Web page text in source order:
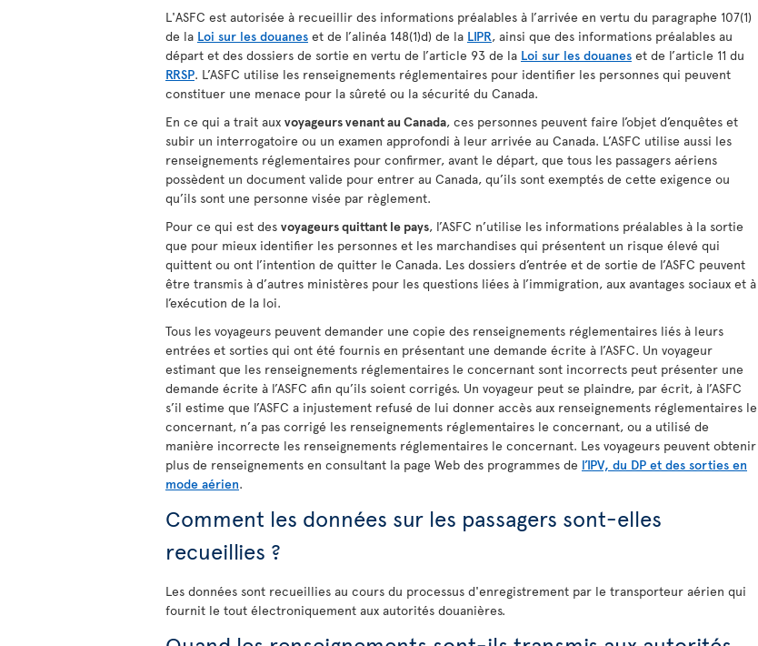
L'ASFC est autorisée à recueillir des informations préalables à l’arrivée en vertu du paragraphe 107(1)
de la Loi sur les douanes et de l’alinéa 148(1)d) de la LIPR, ainsi que des informations préalables au
départ et des dossiers de sortie en vertu de l’article 93 de la Loi sur les douanes et de l’article 11 du
RRSP. L’ASFC utilise les renseignements réglementaires pour identifier les personnes qui peuvent
constituer une menace pour la sûreté ou la sécurité du Canada.
En ce qui a trait aux voyageurs venant au Canada, ces personnes peuvent faire l’objet d’enquêtes et
subir un interrogatoire ou un examen approfondi à leur arrivée au Canada. L’ASFC utilise aussi les
renseignements réglementaires pour confirmer, avant le départ, que tous les passagers aériens
possèdent un document valide pour entrer au Canada, qu’ils sont exemptés de cette exigence ou
qu’ils sont une personne visée par règlement.
Pour ce qui est des voyageurs quittant le pays, l’ASFC n’utilise les informations préalables à la sortie
que pour mieux identifier les personnes et les marchandises qui présentent un risque élevé qui
quittent ou ont l’intention de quitter le Canada. Les dossiers d’entrée et de sortie de l’ASFC peuvent
être transmis à d’autres ministères pour les questions liées à l’immigration, aux avantages sociaux et à
l’exécution de la loi.
Tous les voyageurs peuvent demander une copie des renseignements réglementaires liés à leurs
entrées et sorties qui ont été fournis en présentant une demande écrite à l’ASFC. Un voyageur
estimant que les renseignements réglementaires le concernant sont incorrects peut présenter une
demande écrite à l’ASFC afin qu’ils soient corrigés. Un voyageur peut se plaindre, par écrit, à l’ASFC
s’il estime que l’ASFC a injustement refusé de lui donner accès aux renseignements réglementaires le
concernant, n’a pas corrigé les renseignements réglementaires le concernant, ou a utilisé de
manière incorrecte les renseignements réglementaires le concernant. Les voyageurs peuvent obtenir
plus de renseignements en consultant la page Web des programmes de l’IPV, du DP et des sorties en
mode aérien.
Comment les données sur les passagers sont-elles
recueillies ?
Les données sont recueillies au cours du processus d'enregistrement par le transporteur aérien qui
fournit le tout électroniquement aux autorités douanières.